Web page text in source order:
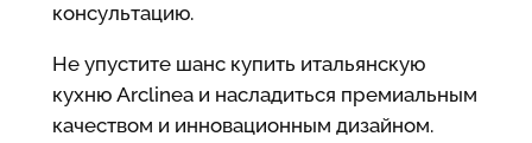
консультацию.
Не упустите шанс купить итальянскую
кухню Arclinea и насладиться премиальным
качеством и инновационным дизайном.